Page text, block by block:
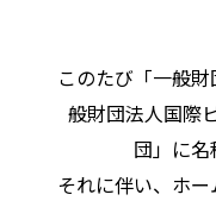
このたび「一般
般財団法人国際
団」に名
それに伴い、ホ